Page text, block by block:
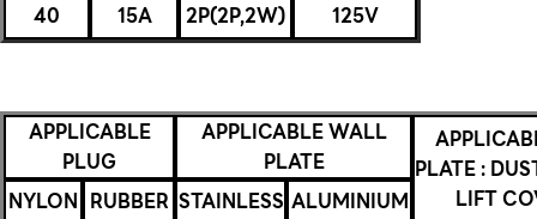
40
15A 2P(2P,2W) 125V
APPLICABLE
PLUG
APPLICABLE WALL
PLATE
PLATE :
LIFT
NYLON RUBBER STAINLESS ALUMINIUM